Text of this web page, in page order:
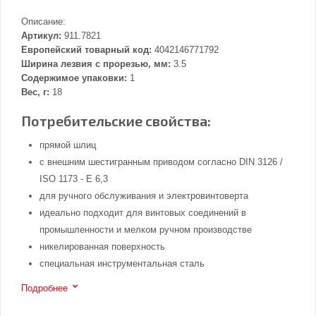
Описание:
Артикул: 911.7821
Европейский товарный код: 4042146771792
Ширина лезвия с прорезью, мм: 3.5
Содержимое упаковки: 1
Вес, г: 18
Потребительские свойства:
прямой шлиц
с внешним шестигранным приводом согласно DIN 3126 /
ISO 1173 - E 6,3
для ручного обслуживания и электровинтоверта
идеально подходит для винтовых соединений в
промышленности и мелком ручном производстве
никелированная поверхность
специальная инструментальная сталь
Подробнее